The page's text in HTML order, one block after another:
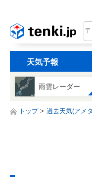
天気予報
雨雲レーダー
トップ 過去天気(アメ